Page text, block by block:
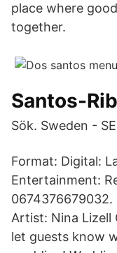
place where
together.
Santos-
Sök. Sweden -
Format: Digital:
Entertainment:
0674376679032.
Artist: Nina Lizell
let guests know